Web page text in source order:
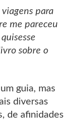
para
me pareceu
sobre o
guia, mas
diversas
de afinidades